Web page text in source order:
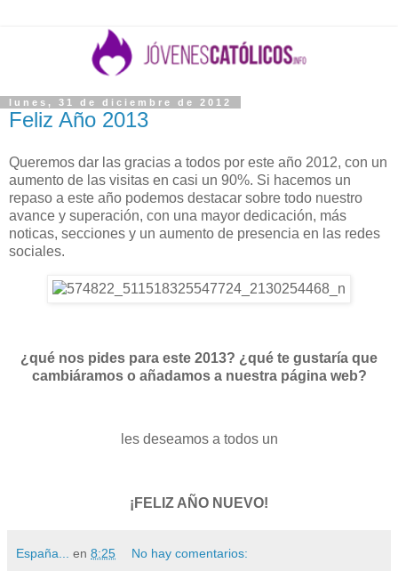
lunes, 31 de diciembre de 2012
Feliz Año 2013
Queremos dar las gracias a todos por este año 2012, con un
aumento de las visitas en casi un 90%. Si hacemos un
repaso a este año podemos destacar sobre todo nuestro
avance y superación, con una mayor dedicación, más
noticas, secciones y un aumento de presencia en las redes
sociales.
¿qué nos pides para este 2013? ¿qué te gustaría que
cambiáramos o añadamos a nuestra página web?
les deseamos a todos un
¡FELIZ AÑO NUEVO!
España... en 8:25 No hay comentarios: